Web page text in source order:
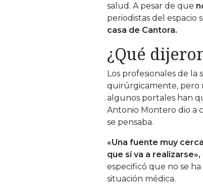
salud. A pesar de que
periodistas del espacio
casa de Cantora.
¿Qué
Los profesionales de
quirúrgicamente, pero
algunos portales han
Antonio Montero dio a
se pensaba.
«Una fuente muy
que sí va a realizarse»,
especificó que no se
situación médica.